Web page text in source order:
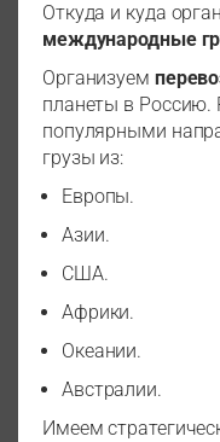
Откуда и куда
международные
Организуем
планеты в Россию.
популярными
грузы из:
Европы.
Азии.
США.
Африки.
Океании.
Австралии.
Имеем